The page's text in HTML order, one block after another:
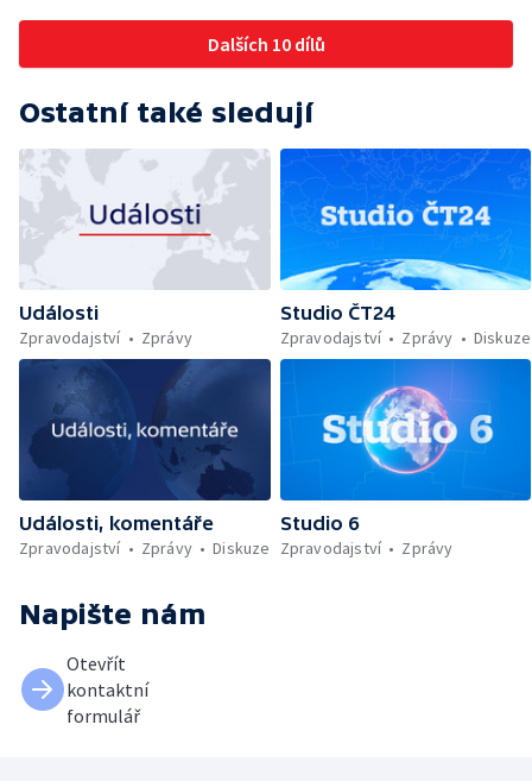
Dalších 10 dílů
Ostatní také sledují
Události
Zpravodajství
Zprávy
Studio ČT24
Zpravodajství
Zprávy Diskuze
Události, komentáře
Zpravodajství
Zprávy Diskuze
Studio 6
Zpravodajství
Zprávy
Napište nám
Otevřít
kontaktní
formulář